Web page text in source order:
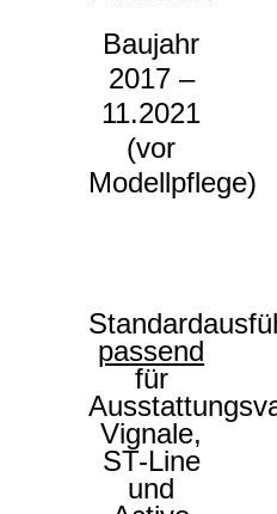
Baujahr
2017 –
11.2021
(vor
Modellpflege)
passend
für
Vignale,
ST-Line
und